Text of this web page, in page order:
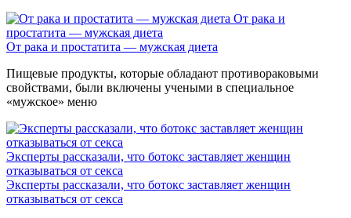
От рака и
простатита — мужская диета
От рака и простатита — мужская диета
Пищевые продукты, которые обладают противораковыми
свойствами, были включены учеными в специальное
«мужское» меню
Эксперты рассказали, что ботокс заставляет женщин
отказываться от секса
Эксперты рассказали, что ботокс заставляет женщин
отказываться от секса